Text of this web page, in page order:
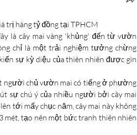
trị hàng tỷ đồng tại TPHCM
là cây mai vàng 'khủng' đến từ vườn
chỉ là một trải nghiệm tưởng chừng
sự kỳ diệu của thiên nhiên được gìn
người chủ vườn mai có tiếng ở phường
sự chú ý của nhiều người bởi cây mai
tới mấy chục năm, cây mai này không
mét, tạo nên một bức tranh thiên nhiên